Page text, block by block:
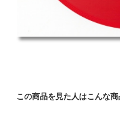
この商品を見た人はこんな